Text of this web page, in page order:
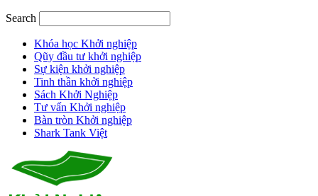
Search
Khóa học Khởi nghiệp
Qũy đầu tư khởi nghiệp
Sự kiện khởi nghiệp
Tinh thần khởi nghiệp
Sách Khởi Nghiệp
Tư vấn Khởi nghiệp
Bàn tròn Khởi nghiệp
Shark Tank Việt